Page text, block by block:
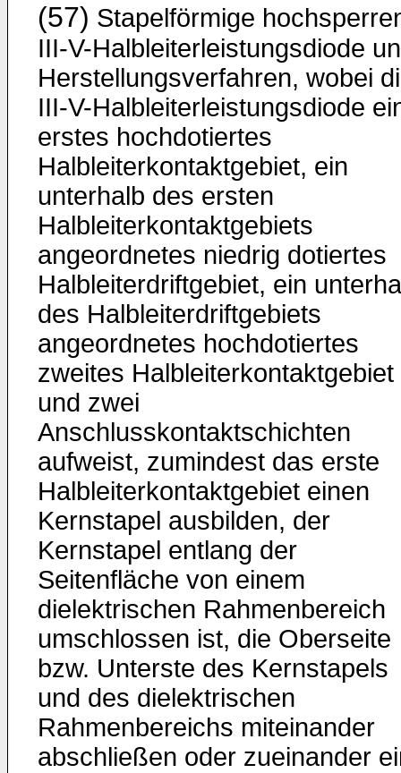
(57) Stapelförmige
III-V-Halbleiterleistungsdiode
Herstellungsverfahren, wobei
III-V-Halbleiterleistungsdiode
erstes hochdotiertes
Halbleiterkontaktgebiet, ein
unterhalb des ersten
Halbleiterkontaktgebiets
angeordnetes niedrig dotiertes
Halbleiterdriftgebiet, ein
des Halbleiterdriftgebiets
angeordnetes hochdotiertes
zweites Halbleiterkontaktgebiet
und zwei
Anschlusskontaktschichten
aufweist, zumindest das erste
Halbleiterkontaktgebiet einen
Kernstapel ausbilden, der
Kernstapel entlang der
Seitenfläche von einem
dielektrischen Rahmenbereich
umschlossen ist, die Oberseite
bzw. Unterste des Kernstapels
und des dielektrischen
Rahmenbereichs miteinander
abschließen oder zueinander